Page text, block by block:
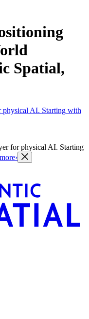
Spatial,
physical AI. Starting with
for physical AI. Starting
›